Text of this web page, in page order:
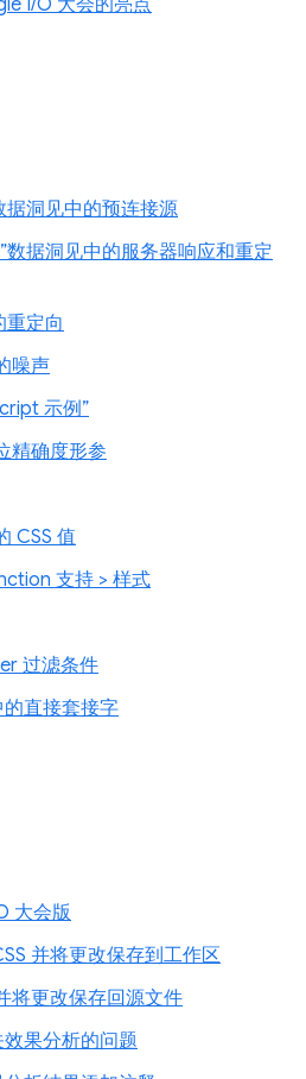
I/O 大会的亮点
据洞见中的预连接源
数据洞见中的服务器响应和重定
重定向
噪声
示例”
精确度形参
CSS 值
支持 > 样式
过滤条件
直接套接字
大会版
并将更改保存到工作区
将更改保存回源文件
果分析的问题